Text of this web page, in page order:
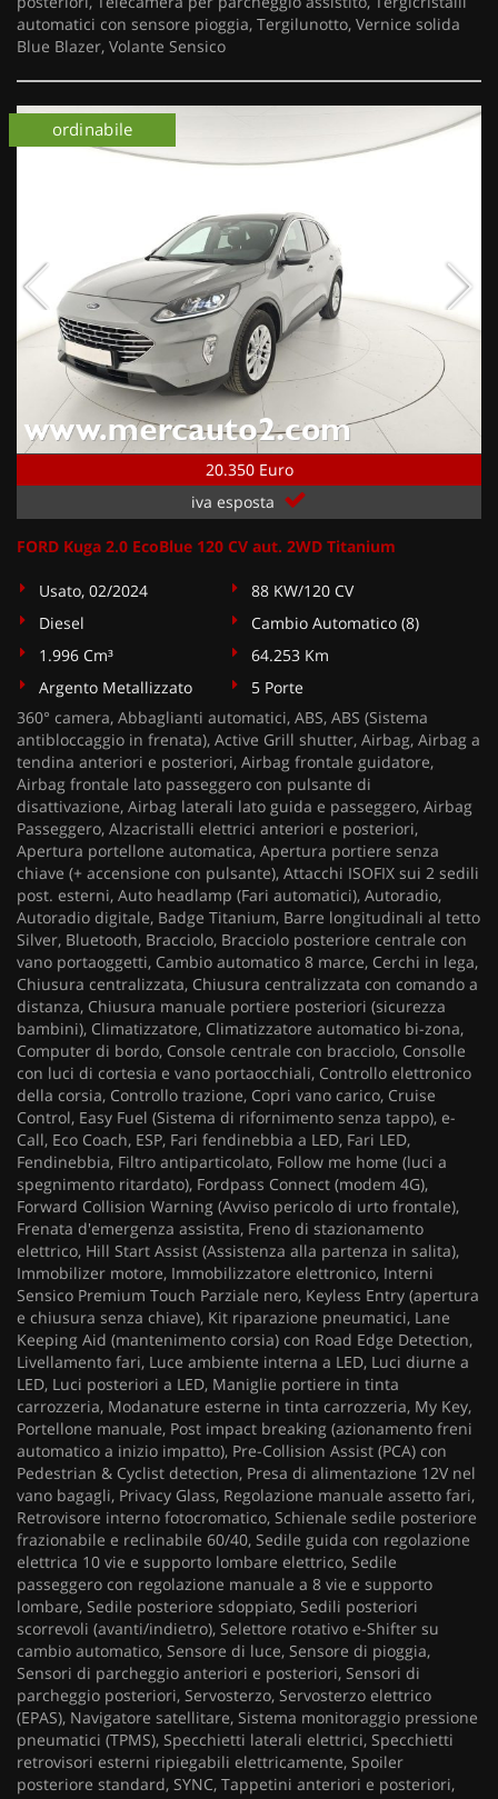
automatici con sensore pioggia, Tergilunotto, Vernice solida
Blue Blazer, Volante Sensico
20.350 Euro
iva esposta
ordinabile
FORD Kuga 2.0 EcoBlue 120 CV aut. 2WD Titanium
Usato, 02/2024
88 KW/120 CV
Diesel
Cambio Automatico (8)
1.996 Cm³
64.253 Km
Argento Metallizzato
5 Porte
360° camera, Abbaglianti automatici, ABS, ABS (Sistema
antibloccaggio in frenata), Active Grill shutter, Airbag, Airbag a
tendina anteriori e posteriori, Airbag frontale guidatore,
Airbag frontale lato passeggero con pulsante di
disattivazione, Airbag laterali lato guida e passeggero, Airbag
Passeggero, Alzacristalli elettrici anteriori e posteriori,
Apertura portellone automatica, Apertura portiere senza
chiave (+ accensione con pulsante), Attacchi ISOFIX sui 2 sedili
post. esterni, Auto headlamp (Fari automatici), Autoradio,
Autoradio digitale, Badge Titanium, Barre longitudinali al tetto
Silver, Bluetooth, Bracciolo, Bracciolo posteriore centrale con
vano portaoggetti, Cambio automatico 8 marce, Cerchi in lega,
Chiusura centralizzata, Chiusura centralizzata con comando a
distanza, Chiusura manuale portiere posteriori (sicurezza
bambini), Climatizzatore, Climatizzatore automatico bi-zona,
Computer di bordo, Console centrale con bracciolo, Consolle
con luci di cortesia e vano portaocchiali, Controllo elettronico
della corsia, Controllo trazione, Copri vano carico, Cruise
Control, Easy Fuel (Sistema di rifornimento senza tappo), e-
Call, Eco Coach, ESP, Fari fendinebbia a LED, Fari LED,
Fendinebbia, Filtro antiparticolato, Follow me home (luci a
spegnimento ritardato), Fordpass Connect (modem 4G),
Forward Collision Warning (Avviso pericolo di urto frontale),
Frenata d'emergenza assistita, Freno di stazionamento
elettrico, Hill Start Assist (Assistenza alla partenza in salita),
Immobilizer motore, Immobilizzatore elettronico, Interni
Sensico Premium Touch Parziale nero, Keyless Entry (apertura
e chiusura senza chiave), Kit riparazione pneumatici, Lane
Keeping Aid (mantenimento corsia) con Road Edge Detection,
Livellamento fari, Luce ambiente interna a LED, Luci diurne a
LED, Luci posteriori a LED, Maniglie portiere in tinta
carrozzeria, Modanature esterne in tinta carrozzeria, My Key,
Portellone manuale, Post impact breaking (azionamento freni
automatico a inizio impatto), Pre-Collision Assist (PCA) con
Pedestrian & Cyclist detection, Presa di alimentazione 12V nel
vano bagagli, Privacy Glass, Regolazione manuale assetto fari,
Retrovisore interno fotocromatico, Schienale sedile posteriore
frazionabile e reclinabile 60/40, Sedile guida con regolazione
elettrica 10 vie e supporto lombare elettrico, Sedile
passeggero con regolazione manuale a 8 vie e supporto
lombare, Sedile posteriore sdoppiato, Sedili posteriori
scorrevoli (avanti/indietro), Selettore rotativo e-Shifter su
cambio automatico, Sensore di luce, Sensore di pioggia,
Sensori di parcheggio anteriori e posteriori, Sensori di
parcheggio posteriori, Servosterzo, Servosterzo elettrico
(EPAS), Navigatore satellitare, Sistema monitoraggio pressione
pneumatici (TPMS), Specchietti laterali elettrici, Specchietti
retrovisori esterni ripiegabili elettricamente, Spoiler
posteriore standard, SYNC, Tappetini anteriori e posteriori,